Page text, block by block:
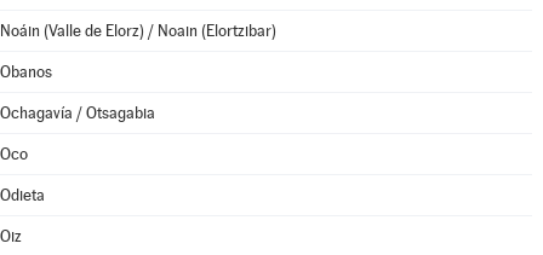
Noáin (Valle de Elorz) / Noain (Elortzibar)
Obanos
Ochagavía / Otsagabia
Oco
Odieta
Oiz